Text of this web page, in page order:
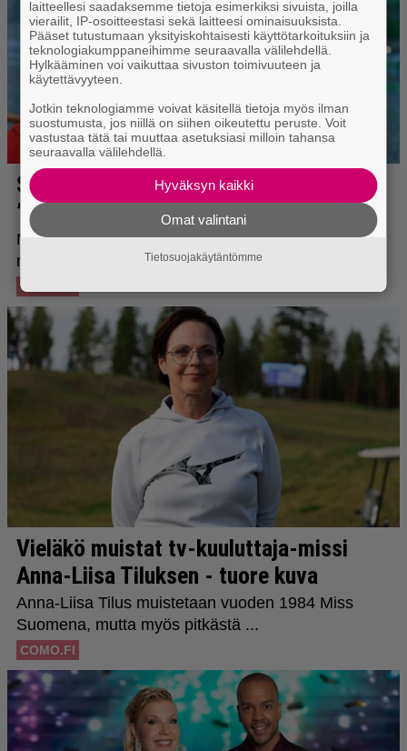
laitteellesi saadaksemme tietoja esimerkiksi sivuista, joilla
vierailit, IP-osoitteestasi sekä laitteesi ominaisuuksista.
Pääset tutustumaan yksityiskohtaisesti käyttötarkoituksiin ja
teknologiakumppaneihimme seuraavalla välilehdellä.
Hylkääminen voi vaikuttaa sivuston toimivuuteen ja
käytettävyyteen.
Jotkin teknologiamme voivat käsitellä tietoja myös ilman
suostumusta, jos niillä on siihen oikeutettu peruste. Voit
vastustaa tätä tai muuttaa asetuksiasi milloin tahansa
seuraavalla välilehdellä.
Hyväksyn kaikki
Omat valintani
Tietosuojakäytäntömme